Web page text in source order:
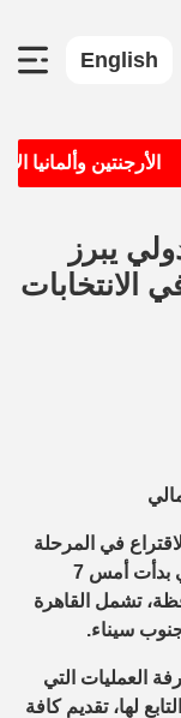
English
الأرجنتين وألمانيا
يبرز
الانتخابات
في المرحلة
الثانية والأخيرة لانتخابات مجلس النواب والتي بدأت أمس 7
مساء اليوم الأحد في 13 محافظة، تشمل القاهرة
سيناء.
العمليات التي
لها، تقديم كافة